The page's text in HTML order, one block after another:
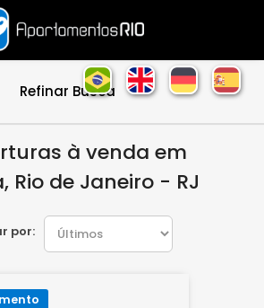
Refinar Busca
à venda em
Rio de Janeiro - RJ
por: